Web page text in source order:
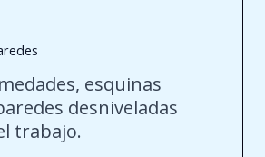
esquinas
desniveladas
trabajo.